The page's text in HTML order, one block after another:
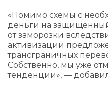
«Помимо схемы с
деньги на
от заморозки
активизации
трансграничных
Собственно, мы уже
тенденции», —